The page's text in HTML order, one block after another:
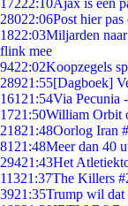
17222:10Ajax is een
28022:06Post hier
1822:03Miljarden
flink mee
9422:02Koopzegels
28921:55[Dagboek]
161 21:54Via Pecunia
1721:50William Orbit
21821:48Oorlog Iran
81 21:48Meer dan 40
29421:43Het
11321:37The Killers
3921:35Trump wil dat